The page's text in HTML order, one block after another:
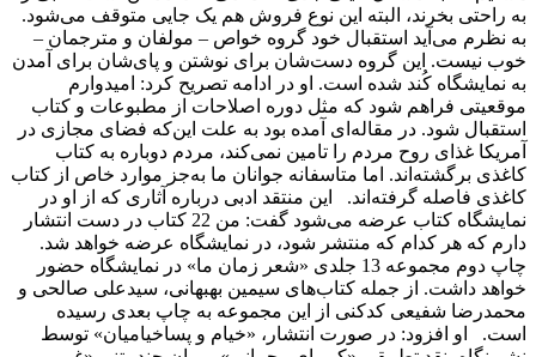
به راحتی بخرند، البته این نوع فروش هم یک جایی متوقف می‌شود.
به نظرم می‌آید استقبال خود گروه خواص – مولفان و مترجمان –
خوب نیست. این گروه دست‌شان برای نوشتن و پای‌شان برای آمدن
به نمایشگاه کُند شده است. او در ادامه تصریح کرد: امیدوارم
موقعیتی فراهم شود که مثل دوره اصلاحات از مطبوعات و کتاب
استقبال شود. در مقاله‌ای آمده بود به علت این‌که فضای مجازی در
آمریکا غذای روح مردم را تامین نمی‌کند، مردم دوباره به کتاب
کاغذی برگشته‌اند. اما متاسفانه جوانان ما به‌جز موارد خاص از کتاب
کاغذی فاصله گرفته‌اند. این منتقد ادبی درباره آثاری که از او در
نمایشگاه کتاب عرضه می‌شود گفت: من 22 کتاب در دست انتشار
دارم که هر کدام که منتشر شود، در نمایشگاه عرضه خواهد شد.
چاپ دوم مجموعه 13 جلدی «شعر زمان ما» در نمایشگاه حضور
خواهد داشت. از جمله کتاب‌های سیمین بهبهانی، سیدعلی صالحی و
محمدرضا شفیعی کدکنی از این مجموعه به چاپ بعدی رسیده
است. او افزود: در صورت انتشار، «خیام و پساخیامیان» توسط